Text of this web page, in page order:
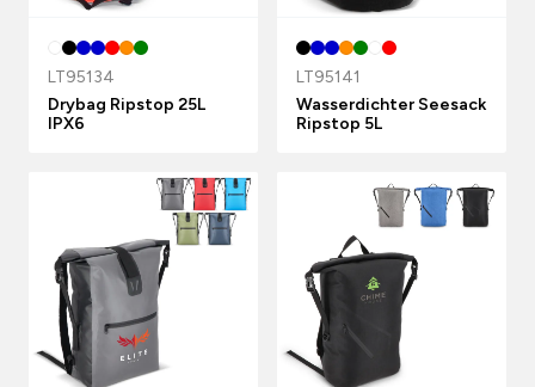
LT95134
Drybag Ripstop 25L
IPX6
LT95141
Wasserdichter Seesack
Ripstop 5L